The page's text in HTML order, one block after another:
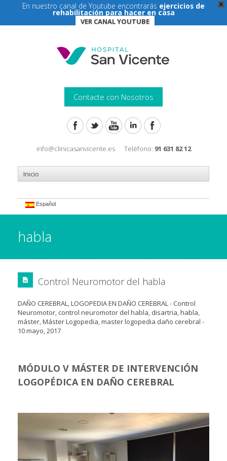
X
En nuestro canal de Youtube encontrarás ejercicios de
rehabilitación para hacer en casa
VER CANAL YOUTUBE
Contacte con Nosotros
info@clinicasanvicente.es Teléfono: 91 631 82 12
Español
habla
Control Neuromotor del habla
DAÑO CEREBRAL,LOGOPEDIA EN DAÑO CEREBRAL- Control
Neuromotor, control neuromotor del habla, disartria,habla,
máster,Máster Logopedia,master logopedia daño cerebral -
10 mayo, 2017
MÓDULO V MÁSTER DE INTERVENCIÓN
LOGOPÉDICA EN DAÑO CEREBRAL